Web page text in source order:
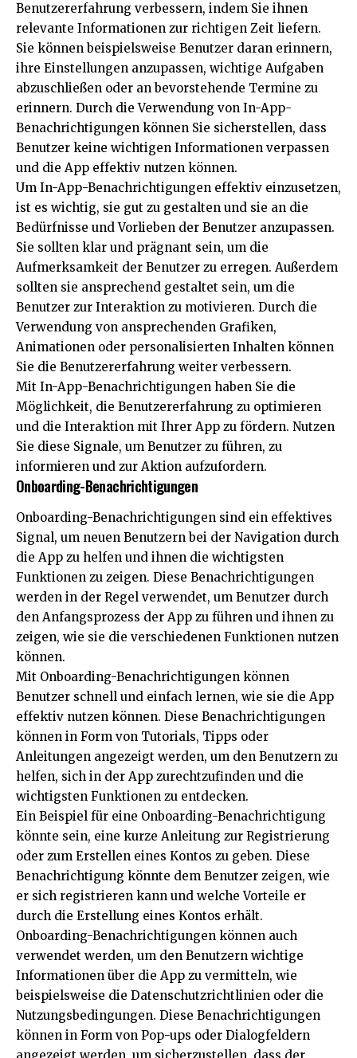
Benutzererfahrung verbessern, indem Sie ihnen
relevante Informationen zur richtigen Zeit liefern.
Sie können beispielsweise Benutzer daran erinnern,
ihre Einstellungen anzupassen, wichtige Aufgaben
abzuschließen oder an bevorstehende Termine zu
erinnern. Durch die Verwendung von In-App-
Benachrichtigungen können Sie sicherstellen, dass
Benutzer keine wichtigen Informationen verpassen
und die App effektiv nutzen können.
Um In-App-Benachrichtigungen effektiv einzusetzen,
ist es wichtig, sie gut zu gestalten und sie an die
Bedürfnisse und Vorlieben der Benutzer anzupassen.
Sie sollten klar und prägnant sein, um die
Aufmerksamkeit der Benutzer zu erregen. Außerdem
sollten sie ansprechend gestaltet sein, um die
Benutzer zur Interaktion zu motivieren. Durch die
Verwendung von ansprechenden Grafiken,
Animationen oder personalisierten Inhalten können
Sie die Benutzererfahrung weiter verbessern.
Mit In-App-Benachrichtigungen haben Sie die
Möglichkeit, die Benutzererfahrung zu optimieren
und die Interaktion mit Ihrer App zu fördern. Nutzen
Sie diese Signale, um Benutzer zu führen, zu
informieren und zur Aktion aufzufordern.
Onboarding-Benachrichtigungen
Onboarding-Benachrichtigungen sind ein effektives
Signal, um neuen Benutzern bei der Navigation durch
die App zu helfen und ihnen die wichtigsten
Funktionen zu zeigen. Diese Benachrichtigungen
werden in der Regel verwendet, um Benutzer durch
den Anfangsprozess der App zu führen und ihnen zu
zeigen, wie sie die verschiedenen Funktionen nutzen
können.
Mit Onboarding-Benachrichtigungen können
Benutzer schnell und einfach lernen, wie sie die App
effektiv nutzen können. Diese Benachrichtigungen
können in Form von Tutorials, Tipps oder
Anleitungen angezeigt werden, um den Benutzern zu
helfen, sich in der App zurechtzufinden und die
wichtigsten Funktionen zu entdecken.
Ein Beispiel für eine Onboarding-Benachrichtigung
könnte sein, eine kurze Anleitung zur Registrierung
oder zum Erstellen eines Kontos zu geben. Diese
Benachrichtigung könnte dem Benutzer zeigen, wie
er sich registrieren kann und welche Vorteile er
durch die Erstellung eines Kontos erhält.
Onboarding-Benachrichtigungen können auch
verwendet werden, um den Benutzern wichtige
Informationen über die App zu vermitteln, wie
beispielsweise die Datenschutzrichtlinien oder die
Nutzungsbedingungen. Diese Benachrichtigungen
können in Form von Pop-ups oder Dialogfeldern